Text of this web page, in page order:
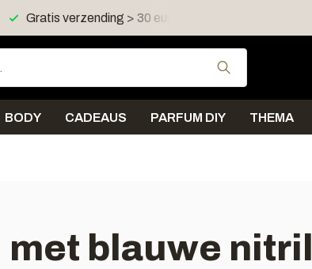
Gratis verzending > 30 euro in NL en BE
Gebruik
BODY CADEAUS PARFUM DIY THEMA
blauwe